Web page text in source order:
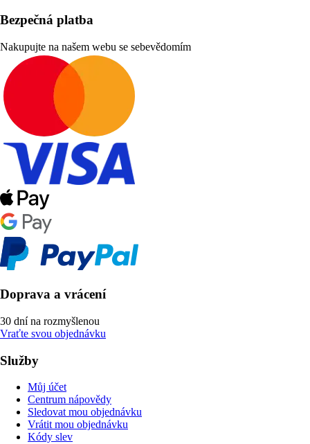
Bezpečná platba
Nakupujte na našem webu se sebevědomím
Doprava a vrácení
30 dní na rozmyšlenou
Vraťte svou objednávku
Služby
Můj účet
Centrum nápovědy
Sledovat mou objednávku
Vrátit mou objednávku
Kódy slev